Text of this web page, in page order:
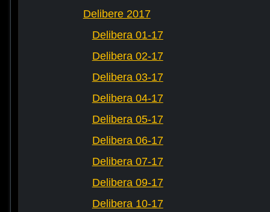
Delibere 2017
Delibera 01-17
Delibera 02-17
Delibera 03-17
Delibera 04-17
Delibera 05-17
Delibera 06-17
Delibera 07-17
Delibera 09-17
Delibera 10-17